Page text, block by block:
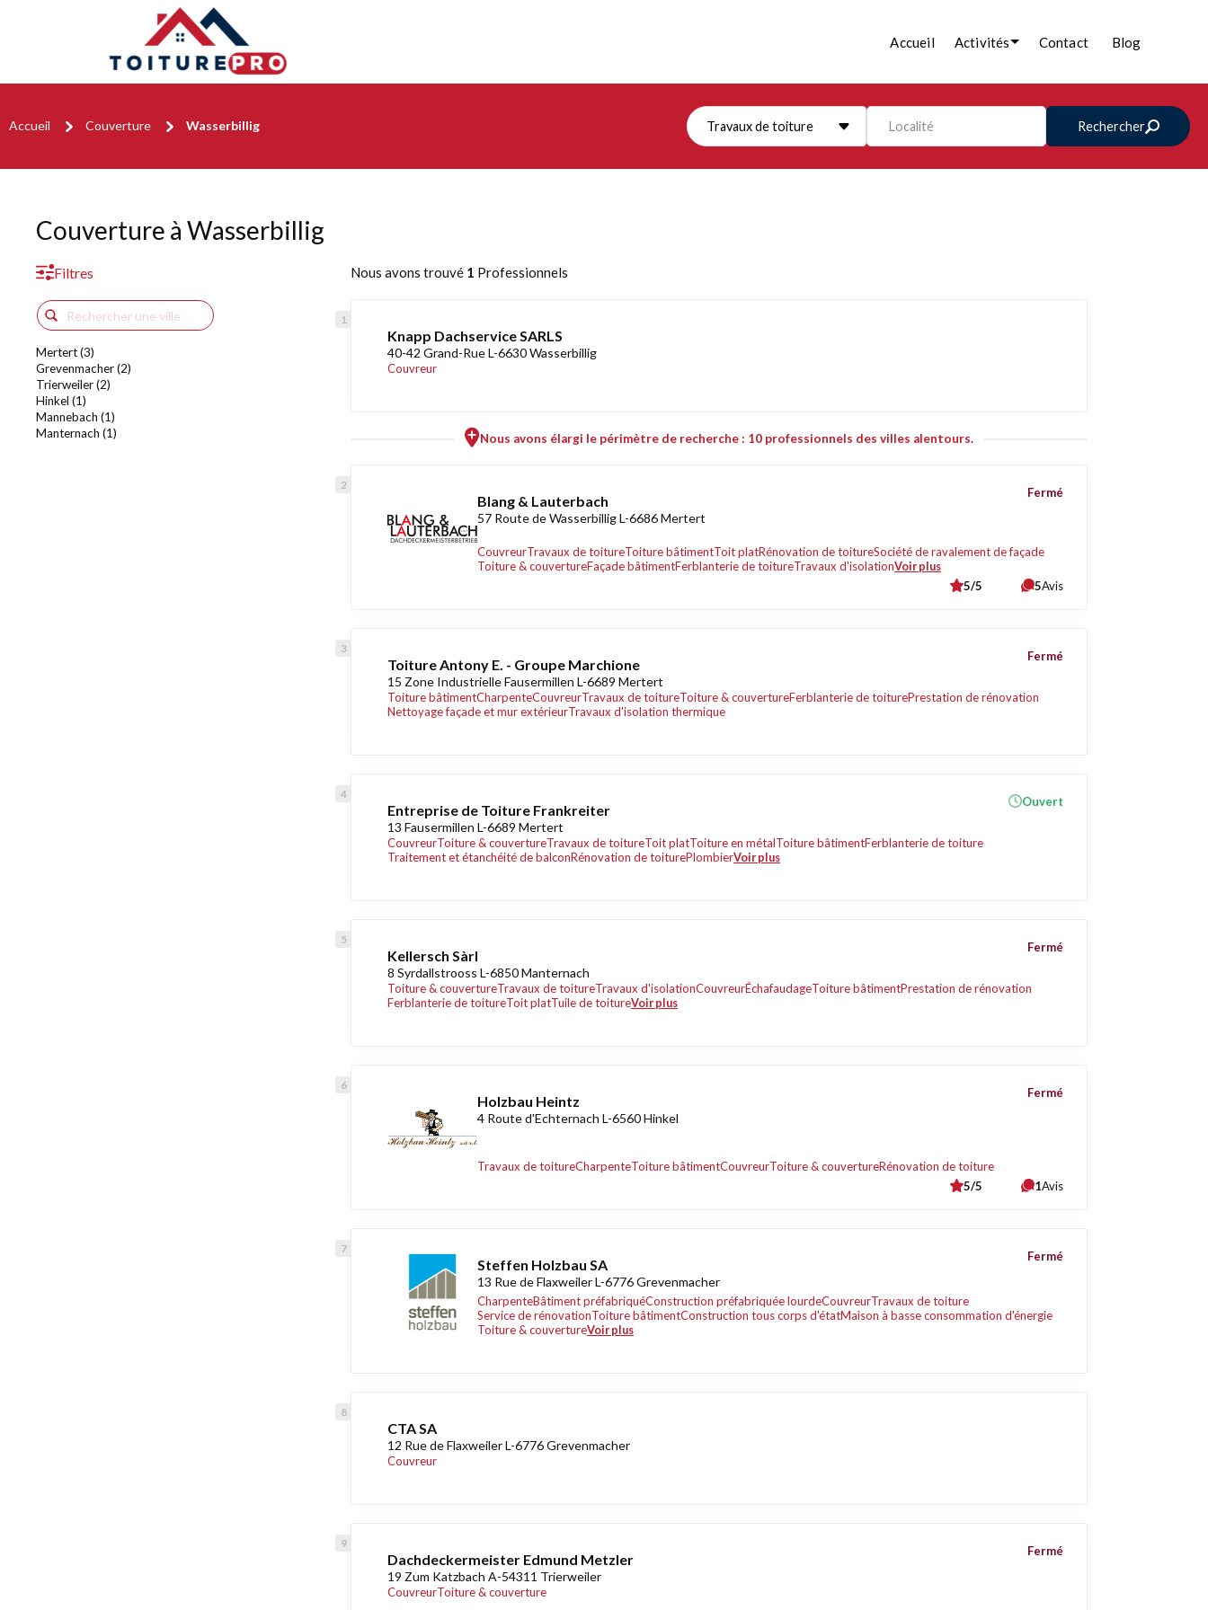
Accueil Activités Contact Blog
Accueil Couverture Wasserbillig Travaux de toiture Localité Rechercher
Couverture à Wasserbillig
Filtres
Mertert (3)
Grevenmacher (2)
Trierweiler (2)
Hinkel (1)
Mannebach (1)
Manternach (1)
Nous avons trouvé 1 Professionnels
Knapp Dachservice SARLS
40-42 Grand-Rue L-6630 Wasserbillig
Couvreur
Nous avons élargi le périmètre de recherche : 10 professionnels des villes alentours.
Blang & Lauterbach
57 Route de Wasserbillig L-6686 Mertert
CouvreurTravaux de toitureToiture bâtimentToit platRénovation de toitureSociété de ravalement de façade
Toiture & couvertureFaçade bâtimentFerblanterie de toitureTravaux d'isolationVoir plus
Fermé
5/5 5Avis
Toiture Antony E. - Groupe Marchione
15 Zone Industrielle Fausermillen L-6689 Mertert
Toiture bâtimentCharpenteCouvreurTravaux de toitureToiture & couvertureFerblanterie de toiturePrestation de rénovation
Nettoyage façade et mur extérieurTravaux d'isolation thermique
Fermé
Entreprise de Toiture Frankreiter
13 Fausermillen L-6689 Mertert
CouvreurToiture & couvertureTravaux de toitureToit platToiture en métalToiture bâtimentFerblanterie de toiture
Traitement et étanchéité de balconRénovation de toiturePlombierVoir plus
Ouvert
Kellersch Sàrl
8 Syrdallstrooss L-6850 Manternach
Toiture & couvertureTravaux de toitureTravaux d'isolationCouvreurÉchafaudageToiture bâtimentPrestation de rénovation
Ferblanterie de toitureToit platTuile de toitureVoir plus
Fermé
Holzbau Heintz
4 Route d'Echternach L-6560 Hinkel
Travaux de toitureCharpenteToiture bâtimentCouvreurToiture & couvertureRénovation de toiture
Fermé
5/5 1Avis
Steffen Holzbau SA
13 Rue de Flaxweiler L-6776 Grevenmacher
CharpenteBâtiment préfabriquéConstruction préfabriquée lourdeCouvreurTravaux de toiture
Service de rénovationToiture bâtimentConstruction tous corps d'étatMaison à basse consommation d'énergie
Toiture & couvertureVoir plus
Fermé
CTA SA
12 Rue de Flaxweiler L-6776 Grevenmacher
Couvreur
Dachdeckermeister Edmund Metzler
19 Zum Katzbach A-54311 Trierweiler
CouvreurToiture & couverture
Fermé